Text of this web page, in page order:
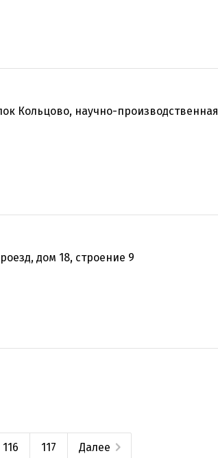
Кольцово, научно-производственная
дом 18, строение 9
116 117 Далее